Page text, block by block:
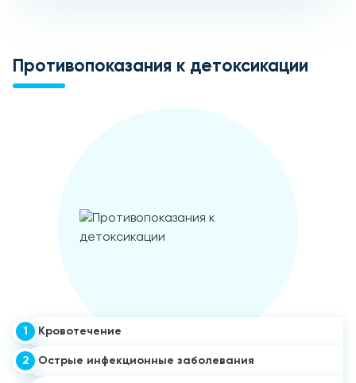
Противопоказания к детоксикации
Кровотечение
1
Острые инфекционные заболевания
2